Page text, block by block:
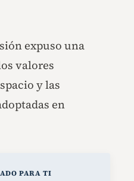
expuso una
valores
y las
en
PARA TI